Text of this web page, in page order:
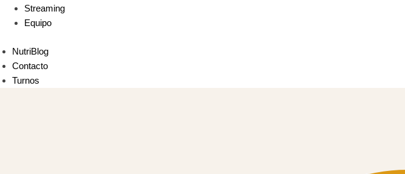
Streaming
Equipo
NutriBlog
Contacto
Turnos